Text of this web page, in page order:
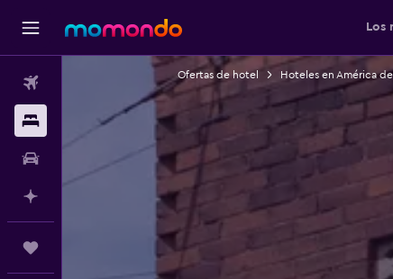
Los
Alojamientos
Ofertas de hotel Hoteles en América